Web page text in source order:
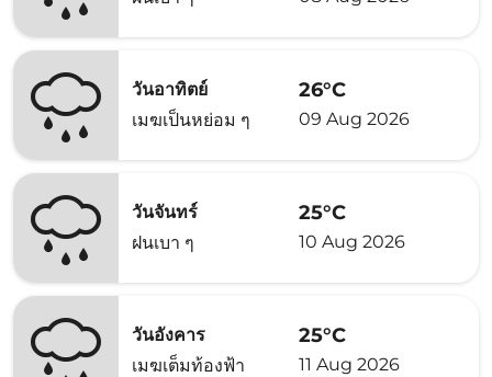
วันอาทิตย์
เมฆเป็นหย่อม ๆ
26°C
09 Aug 2026
วันจันทร์
ฝนเบา ๆ
25°C
10 Aug 2026
วันอังคาร
เมฆเต็มท้องฟ้า
25°C
11 Aug 2026